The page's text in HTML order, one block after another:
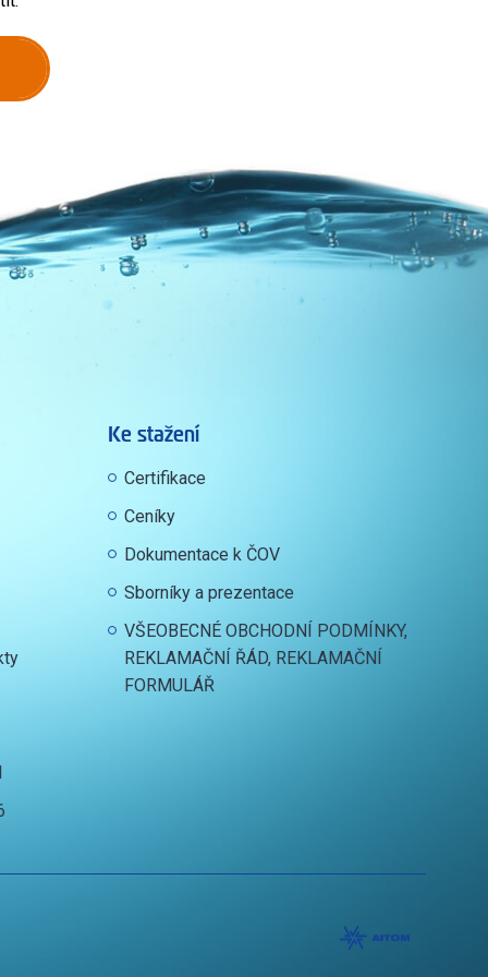
Ke stažení
Certifikace
Ceníky
Dokumentace k ČOV
Sborníky a prezentace
VŠEOBECNÉ OBCHODNÍ PODMÍNKY,
REKLAMAČNÍ ŘÁD, REKLAMAČNÍ
FORMULÁŘ